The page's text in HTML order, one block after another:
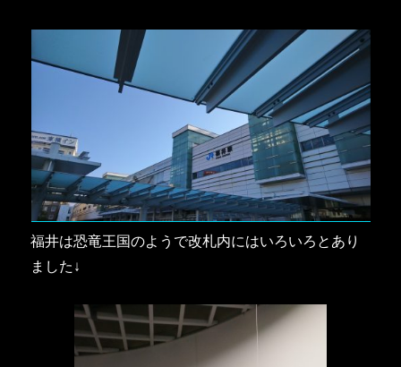
福井は恐竜王国のようで改札内にはいろいろとあり
ました↓